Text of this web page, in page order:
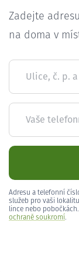
Zadejte
na doma v
Ulice, č. p.
Vaše
Adresu a telefonní
služeb pro vaši
lince nebo
ochraně soukromí.